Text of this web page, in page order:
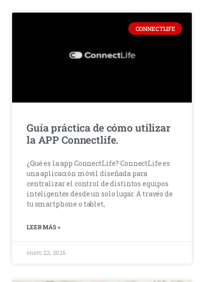
CONNECTLIFE
Guía práctica de cómo utilizar
la APP Connectlife.
¿Qué es la app ConnectLife? ConnectLife es
una aplicación móvil diseñada para
centralizar el control de distintos equipos
inteligentes desde un solo lugar. A través de
tu smartphone o tablet,
LEER MÁS »
enero 22, 2026